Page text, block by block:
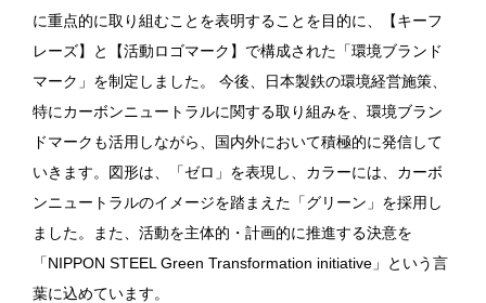
に重点的に取り組むことを表明することを目的に、【キーフ
レーズ】と【活動ロゴマーク】で構成された「環境ブランド
マーク」を制定しました。 今後、日本製鉄の環境経営施策、
特にカーボンニュートラルに関する取り組みを、環境ブラン
ドマークも活用しながら、国内外において積極的に発信して
いきます。図形は、「ゼロ」を表現し、カラーには、カーボ
ンニュートラルのイメージを踏まえた「グリーン」を採用し
ました。また、活動を主体的・計画的に推進する決意を
「NIPPON STEEL Green Transformation initiative」という言
葉に込めています。